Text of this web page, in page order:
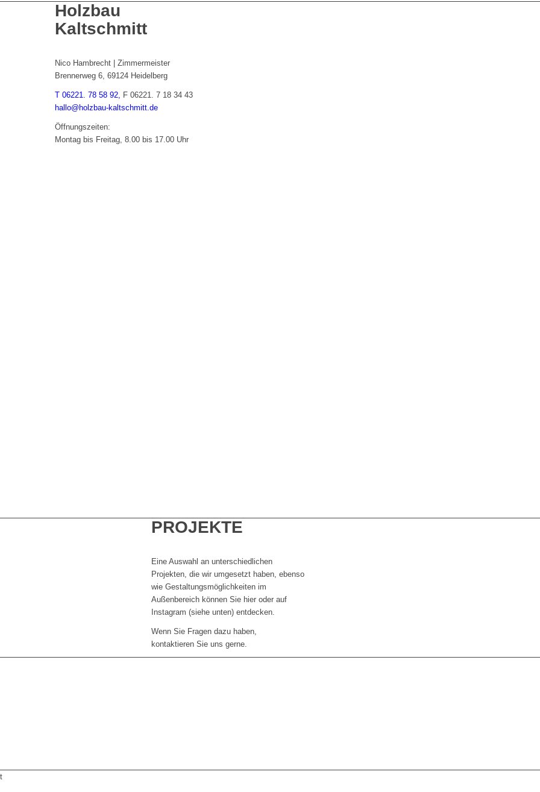
Holzbau
Kaltschmitt
Nico Hambrecht | Zimmermeister
Brennerweg 6, 69124 Heidelberg
T 06221. 78 58 92,
F 06221. 7 18 34 43
hallo@holzbau-kaltschmitt.de
Öffnungszeiten:
Montag bis Freitag, 8.00 bis 17.00 Uhr
PROJEKTE
Eine Auswahl an unterschiedlichen
Projekten, die wir umgesetzt haben, ebenso
wie Gestaltungsmöglichkeiten im
Außenbereich können Sie hier oder auf
Instagram (siehe unten) entdecken.
Wenn Sie Fragen dazu haben,
kontaktieren Sie uns gerne.